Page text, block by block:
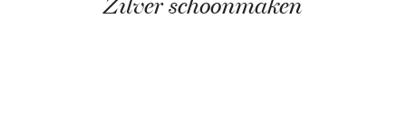
Zilver schoonmaken